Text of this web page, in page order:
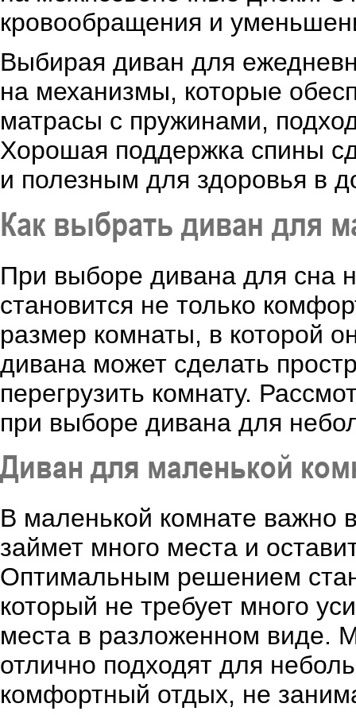
кровообращения и
Выбирая диван для
на механизмы, которые
матрасы с пружинами,
Хорошая поддержка спины
и полезным для здоровья в
Как выбрать диван для
При выборе дивана для сна
становится не только
размер комнаты, в которой
дивана может сделать
перегрузить комнату.
при выборе дивана для
Диван для маленькой
В маленькой комнате важно
займет много места и
Оптимальным решением
который не требует много
места в разложенном виде.
отлично подходят для
комфортный отдых, не